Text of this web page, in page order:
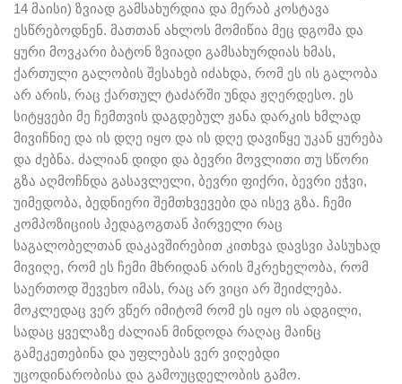
14 მაისი) ზვიად გამსახურდია და მერაბ კოსტავა
ესწრებოდნენ. მათთან ახლოს მომიწია მეც დგომა და
ყური მოვკარი ბატონ ზვიადი გამსახურდიას ხმას,
ქართული გალობის შესახებ იძახდა, რომ ეს ის გალობა
არ არის, რაც ქართულ ტაძარში უნდა ჟღერდესო. ეს
სიტყვები მე ჩემთვის დაგდებულ ჟანა დარკის ხმლად
მივიჩნიე და ის დღე იყო და ის დღე დავიწყე უკან ყურება
და ძებნა. ძალიან დიდი და ბევრი მოვლითი თუ სწორი
გზა აღმოჩნდა გასავლელი, ბევრი ფიქრი, ბევრი ეჭვი,
უიმედობა, ბედნიერი შემთხვევები და ისევ გზა. ჩემი
კომპოზიციის პედაგოგთან პირველი რაც
საგალობელთან დაკავშირებით კითხვა დავსვი პასუხად
მივიღე, რომ ეს ჩემი მხრიდან არის მკრეხელობა, რომ
საერთოდ შევეხო იმას, რაც არ ვიცი არ შეიძლება.
მოკლედაც ვერ ვწერ იმიტომ რომ ეს იყო ის ადგილი,
სადაც ყველაზე ძალიან მინდოდა რაღაც მაინც
გამეკეთებინა და უფლებას ვერ ვიღებდი
უცოდინარობისა და გამოუცდელობის გამო.